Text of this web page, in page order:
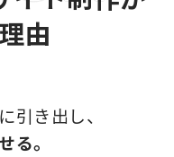
由
引き出し、
る。